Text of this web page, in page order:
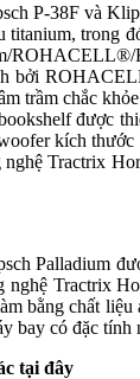
P-38F và
titanium, trong
ROHACELL®/
bởi
trầm chắc khỏe
được
kích
Tractrix
Palladium
Tractrix
bằng chất
bay có đặc tính
tại đây